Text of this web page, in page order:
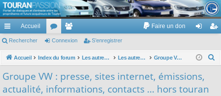
TouranPassion
Le forum des propriétaires ou futurs acquéreurs du Volkswagen Touran
cc
ès
Accueil
or
u
e
m
Faire un don
ne nr
Rechercher Connexion S’enregistrer
Accueil Index du forum Les autres voitures et ce qui touche à la voiture Les autres modèles du groupe VW Groupe VW : presse, sites internet, émissions, actualité, informations, contacts ... hors touran
Groupe VW : presse, sites internet, émissions,
actualité, informations, contacts ... hors touran